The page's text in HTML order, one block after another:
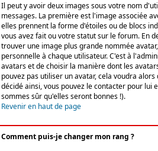
Il peut y avoir deux images sous votre nom
messages. La première est l'image associée
elles prennent la forme d'étoiles ou de blocs
vous avez fait ou votre statut sur le forum. En
trouver une image plus grande nommée
personnelle à chaque utilisateur. C'est à
avatars et de choisir la manière dont les
pouvez pas utiliser un avatar, cela voudra
décidé ainsi, vous pouvez le contacter pour lui
sommes sûr qu'elles seront bonnes !).
Revenir en haut de page
Comment puis-je changer mon rang ?